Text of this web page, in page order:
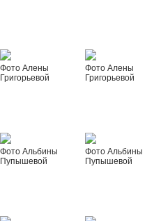
Фото Алены
Григорьевой
Фото Алены
Григорьевой
Фото Альбины
Пупышевой
Фото Альбины
Пупышевой